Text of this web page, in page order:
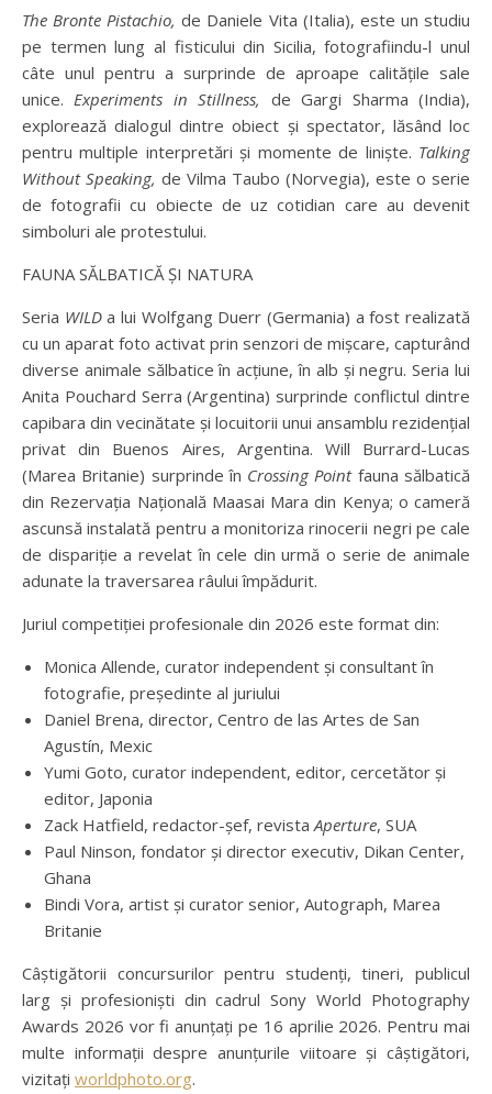
The Bronte Pistachio,de Daniele Vita (Italia), este un studiu
pe termen lung al fisticului din Sicilia, fotografiindu-l unul
câte unul pentru a surprinde de aproape calitățile sale
unice.Experiments in Stillness, de Gargi Sharma (India),
explorează dialogul dintre obiect și spectator, lăsând loc
pentru multiple interpretări și momente de liniște. Talking
Without Speaking, de Vilma Taubo (Norvegia), este o serie
de fotografii cu obiecte de uz cotidian care au devenit
simboluri ale protestului.
FAUNA SĂLBATICĂ ȘI NATURA
Seria WILDa lui Wolfgang Duerr (Germania) a fost realizată
cu un aparat foto activat prin senzori de mișcare, capturând
diverse animale sălbatice în acțiune, în alb și negru. Seria lui
Anita Pouchard Serra (Argentina) surprinde conflictul dintre
capibara din vecinătate și locuitorii unui ansamblu rezidențial
privat din Buenos Aires, Argentina. Will Burrard-Lucas
(Marea Britanie) surprinde în Crossing Point fauna sălbatică
din Rezervația Națională Maasai Mara din Kenya; o cameră
ascunsă instalată pentru a monitoriza rinocerii negri pe cale
de dispariție a revelat în cele din urmă o serie de animale
adunate la traversarea râului împădurit.
Juriul competiției profesionale din 2026 este format din:
Monica Allende, curator independent și consultant în
fotografie, președinte al juriului
Daniel Brena, director, Centro de las Artes de San
Agustín, Mexic
Yumi Goto, curator independent, editor, cercetător și
editor, Japonia
Zack Hatfield, redactor-șef, revistaAperture, SUA
Paul Ninson, fondator și director executiv, Dikan Center,
Ghana
Bindi Vora, artist și curator senior, Autograph, Marea
Britanie
Câștigătorii concursurilor pentru studenți, tineri, publicul
larg și profesioniști din cadrul Sony World Photography
Awards 2026 vor fi anunțați pe 16 aprilie 2026. Pentru mai
multe informații despre anunțurile viitoare și câștigători,
vizitați worldphoto.org.